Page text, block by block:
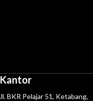
Kantor
Jl. BKR Pelajar 51, Ketabang,